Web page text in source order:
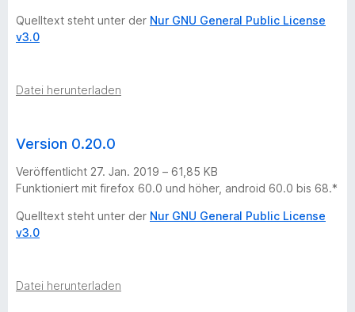
Quelltext steht unter der Nur GNU General Public License
v3.0
Datei herunterladen
Version 0.20.0
Veröffentlicht 27. Jan. 2019 – 61,85 KB
Funktioniert mit firefox 60.0 und höher, android 60.0 bis 68.*
Quelltext steht unter der Nur GNU General Public License
v3.0
Datei herunterladen